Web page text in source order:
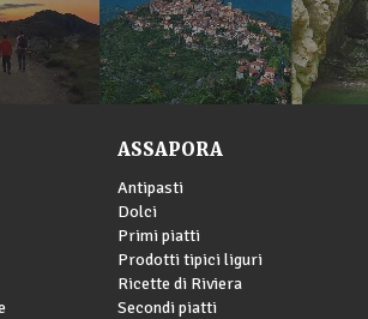
ASSAPORA
Antipasti
Dolci
Primi piatti
Prodotti tipici liguri
Ricette di Riviera
Secondi piatti